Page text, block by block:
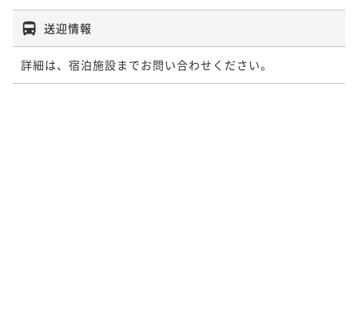
送迎情報
詳細は、宿泊施設までお問い合わせください。